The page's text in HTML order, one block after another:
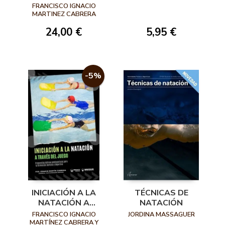
FRANCISCO IGNACIO
MARTINEZ CABRERA
24,00 € 5,95 €
-5%
INICIACIÓN A LA
NATACIÓN A
TRAVÉS DEL JUEGO
FRANCISCO IGNACIO
MARTÍNEZ CABRERA Y
TÉCNICAS DE
NATACIÓN
JORDINA MASSAGUER